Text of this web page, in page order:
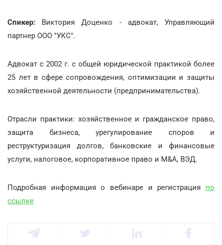
Спикер: Виктория Доценко - адвокат, Управляющий
партнер ООО "УКС".
Адвокат с 2002 г. с общей юридической практикой более
25 лет в сфере сопровождения, оптимизации и защиты
хозяйственной деятельности (предпринимательства).
Отрасли практики: хозяйственное и гражданское право,
защита бизнеса, урегулирование споров и
реструктуризация долгов, банковские и финансовые
услуги, налоговое, корпоративное право и M&A, ВЭД.
Подробная информация о вебинаре и регистрация по
ссылке